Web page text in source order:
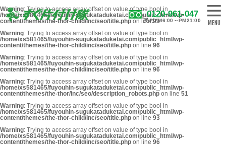
Warning: Trying to access array offset on value of type bool in
/home/xs581465/fuyouhin-sugukataduketai.com/public_html/wp-
content/themes/the-thor-child/inc/seo/title.php on line93
Warning: Trying to access array offset on value of type bool in
/home/xs581465/fuyouhin-sugukataduketai.com/public_html/wp-
content/themes/the-thor-child/inc/seo/title.php on line 96
Warning: Trying to access array offset on value of type bool in
/home/xs581465/fuyouhin-sugukataduketai.com/public_html/wp-
content/themes/the-thor-child/inc/seo/title.php on line 96
Warning: Trying to access array offset on value of type bool in
/home/xs581465/fuyouhin-sugukataduketai.com/public_html/wp-
content/themes/the-thor/inc/seo/description_robots.php on line 51
Warning: Trying to access array offset on value of type bool in
/home/xs581465/fuyouhin-sugukataduketai.com/public_html/wp-
content/themes/the-thor-child/inc/seo/title.php on line 93
Warning: Trying to access array offset on value of type bool in
/home/xs581465/fuyouhin-sugukataduketai.com/public_html/wp-
content/themes/the-thor-child/inc/seo/title.php on line 96
0120-961-047
受付AM6:00～PM21:00